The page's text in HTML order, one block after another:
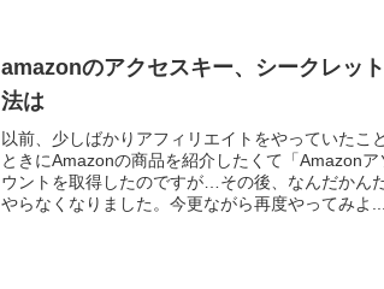
amazonのアクセスキー、シークレッ
法は
以前、少しばかりアフィリエイトをやっていたこ
ときにAmazonの商品を紹介したくて「Amazon
ウントを取得したのですが…その後、なんだかん
やらなくなりました。今更ながら再度やってみよ...